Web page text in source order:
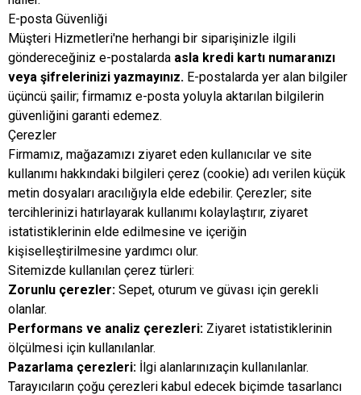
E-posta Güvenliği
Müşteri Hizmetleri'ne herhangi bir siparişinizle ilgili
göndereceğiniz e-postalarda asla kredi kartı numaranızı
veya şifrelerinizi yazmayınız. E-postalarda yer alan bilgiler
üçüncü şailir; firmamız e-posta yoluyla aktarılan bilgilerin
güvenliğini garanti edemez.
Çerezler
Firmamız, mağazamızı ziyaret eden kullanıcılar ve site
kullanımı hakkındaki bilgileri çerez (cookie) adı verilen küçük
metin dosyaları aracılığıyla elde edebilir. Çerezler; site
tercihlerinizi hatırlayarak kullanımı kolaylaştırır, ziyaret
istatistiklerinin elde edilmesine ve içeriğin
kişiselleştirilmesine yardımcı olur.
Sitemizde kullanılan çerez türleri:
Zorunlu çerezler: Sepet, oturum ve güvası için gerekli
olanlar.
Performans ve analiz çerezleri: Ziyaret istatistiklerinin
ölçülmesi için kullanılanlar.
Pazarlama çerezleri: İlgi alanlarınızaçin kullanılanlar.
Tarayıcıların çoğu çerezleri kabul edecek biçimde tasarlancı